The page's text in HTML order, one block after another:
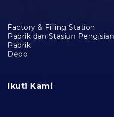
Factory & Filling Station
Pabrik dan Stasiun Pengisian
Pabrik
Depo
Ikuti Kami